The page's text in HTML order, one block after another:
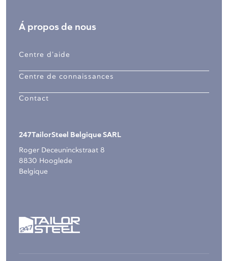
Á propos de nous
Centre d’aide
Centre de connaissances
Contact
247TailorSteel Belgique SARL
Roger Deceuninckstraat 8
8830 Hooglede
Belgique